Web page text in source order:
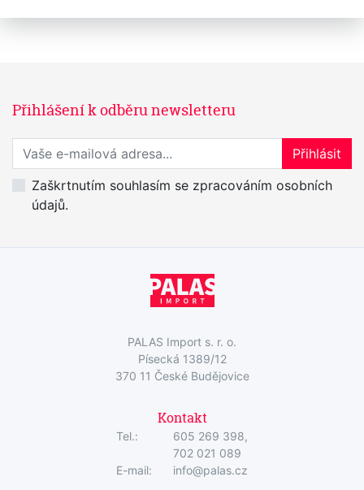
Přihlášení k odběru newsletteru
Přihlaste se k odběru novinek
Přihlásit
Zaškrtnutím souhlasím se zpracováním osobních
údajů.
PALAS Import s. r. o.
Písecká 1389/12
370 11 České Budějovice
Kontakt
Tel.:
605 269 398,
702 021 089
E-mail:
info@palas.cz